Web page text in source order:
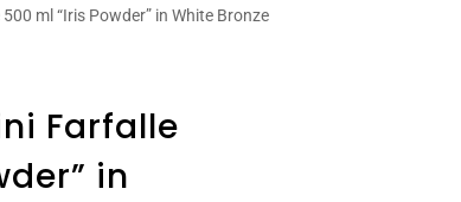
ml “Iris Powder” in White Bronze
Farfalle
in